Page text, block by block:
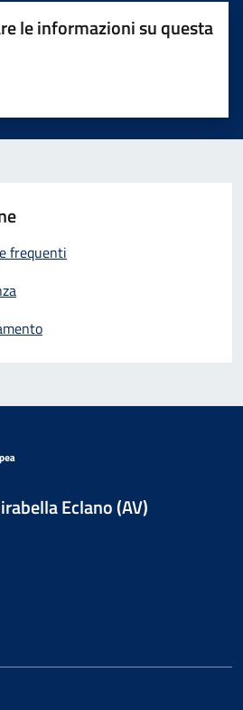
le informazioni su questa
stelle su 5
su 5
su 5
frequenti
Eclano (AV)